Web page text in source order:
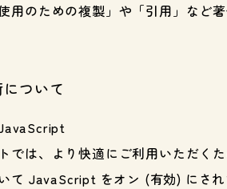
使用のための複製」や「引用」など
ついて
では、より快適にご利用いただく
て JavaScript をオン (有効) にさ